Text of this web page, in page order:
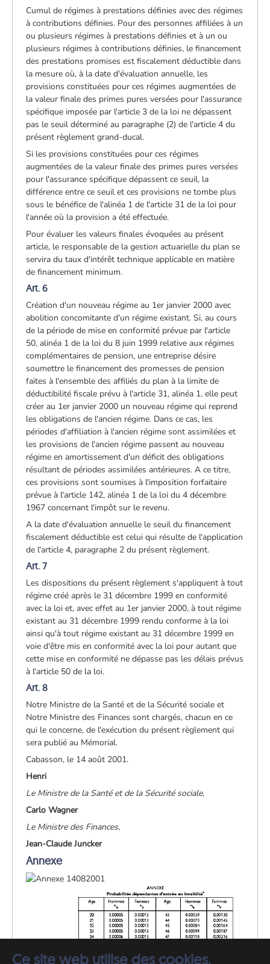
Ce site web utilise des cookies.
Cumul de régimes à prestations définies avec des régimes
à contributions définies. Pour des personnes affiliées à un
ou plusieurs régimes à prestations définies et à un ou
plusieurs régimes à contributions définies, le financement
des prestations promises est fiscalement déductible dans
la mesure où, à la date d'évaluation annuelle, les
provisions constituées pour ces régimes augmentées de
la valeur finale des primes pures versées pour l'assurance
spécifique imposée par l'article 3 de la loi ne dépassent
pas le seuil déterminé au paragraphe (2) de l'article 4 du
présent règlement grand-ducal.
Si les provisions constituées pour ces régimes
augmentées de la valeur finale des primes pures versées
pour l'assurance spécifique dépassent ce seuil, la
différence entre ce seuil et ces provisions ne tombe plus
sous le bénéfice de l'alinéa 1 de l'article 31 de la loi pour
l'année où la provision a été effectuée.
Pour évaluer les valeurs finales évoquées au présent
article, le responsable de la gestion actuarielle du plan se
servira du taux d'intérêt technique applicable en matière
de financement minimum.
Art. 6
Création d'un nouveau régime au 1er janvier 2000 avec
abolition concomitante d'un régime existant. Si, au cours
de la période de mise en conformité prévue par l'article
50, alinéa 1 de la loi du 8 juin 1999 relative aux régimes
complémentaires de pension, une entreprise désire
soumettre le financement des promesses de pension
faites à l'ensemble des affiliés du plan à la limite de
déductibilité fiscale prévu à l'article 31, alinéa 1, elle peut
créer au 1er janvier 2000 un nouveau régime qui reprend
les obligations de l'ancien régime. Dans ce cas, les
périodes d'affiliation à l'ancien régime sont assimilées et
les provisions de l'ancien régime passent au nouveau
régime en amortissement d'un déficit des obligations
résultant de périodes assimilées antérieures. A ce titre,
ces provisions sont soumises à l'imposition forfaitaire
prévue à l'article 142, alinéa 1 de la loi du 4 décembre
1967 concernant l'impôt sur le revenu.
A la date d'évaluation annuelle le seuil du financement
fiscalement déductible est celui qui résulte de l'application
de l'article 4, paragraphe 2 du présent règlement.
Art. 7
Les dispositions du présent règlement s'appliquent à tout
régime créé après le 31 décembre 1999 en conformité
avec la loi et, avec effet au 1er janvier 2000, à tout régime
existant au 31 décembre 1999 rendu conforme à la loi
ainsi qu'à tout régime existant au 31 décembre 1999 en
voie d'être mis en conformité avec la loi pour autant que
cette mise en conformité ne dépasse pas les délais prévus
à l'article 50 de la loi.
Art. 8
Notre Ministre de la Santé et de la Sécurité sociale et
Notre Ministre des Finances sont chargés, chacun en ce
qui le concerne, de l'exécution du présent règlement qui
sera publié au Mémorial.
Cabasson, le 14 août 2001.
Henri
Le Ministre de la Santé et de la Sécurité sociale,
Carlo Wagner
Le Ministre des Finances,
Jean-Claude Juncker
Annexe